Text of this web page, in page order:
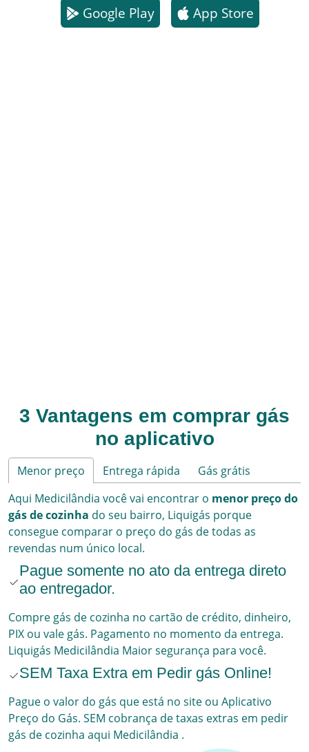
Google Play App Store
3 Vantagens em comprar gás
no aplicativo
Menor preço Entrega rápida
Gás grátis
Aqui Medicilândia você vai encontrar o menor preço do
gás de cozinha do seu bairro, Liquigás porque
consegue comparar o preço do gás de todas as
revendas num único local.
Pague somente no ato da entrega direto
ao entregador.
Compre gás de cozinha no cartão de crédito, dinheiro,
PIX ou vale gás. Pagamento no momento da entrega.
Liquigás Medicilândia Maior segurança para você.
SEM Taxa Extra em Pedir gás Online!
Pague o valor do gás que está no site ou Aplicativo
Preço do Gás. SEM cobrança de taxas extras em pedir
gás de cozinha aqui Medicilândia .